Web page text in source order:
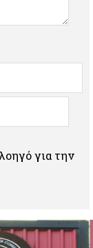
για την